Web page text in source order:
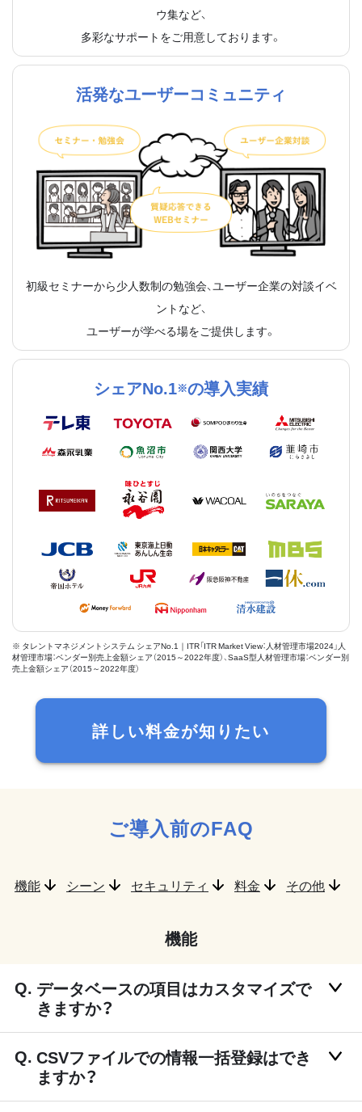
ウ集など、
多彩なサポートをご用意しております。
活発なユーザーコミュニティ
初級セミナーから少人数制の勉強会、ユーザー企業の対談イベ
ントなど、
ユーザーが学べる場をご提供します。
シェアNo.1※の導入実績
※ タレントマネジメントシステム シェアNo.1｜ITR「ITR Market View：人材管理市場2024」人
材管理市場：ベンダー別売上金額シェア（2015～2022年度）、SaaS型人材管理市場：ベンダー別
売上金額シェア（2015～2022年度）
詳しい料金が知りたい
ご導入前のFAQ
機能 シーン セキュリティ 料金 その他
機能
データベースの項目はカスタマイズで
きますか？
CSVファイルでの情報一括登録はでき
ますか？